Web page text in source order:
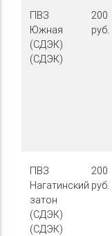
ПВЗ
Южная
(СДЭК)
(СДЭК)
200
руб.
ПВЗ
Нагатинский
затон
(СДЭК)
(СДЭК)
200
руб.